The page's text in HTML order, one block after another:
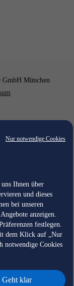
Nur notwendige Cookies
Ihnen über
und dieses
bei unseren
anzeigen.
festlegen.
dem Klick auf „Nur
notwendige Cookies
Geht klar
München